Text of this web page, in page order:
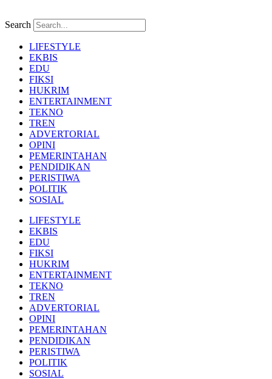
Search
LIFESTYLE
EKBIS
EDU
FIKSI
HUKRIM
ENTERTAINMENT
TEKNO
TREN
ADVERTORIAL
OPINI
PEMERINTAHAN
PENDIDIKAN
PERISTIWA
POLITIK
SOSIAL
LIFESTYLE
EKBIS
EDU
FIKSI
HUKRIM
ENTERTAINMENT
TEKNO
TREN
ADVERTORIAL
OPINI
PEMERINTAHAN
PENDIDIKAN
PERISTIWA
POLITIK
SOSIAL